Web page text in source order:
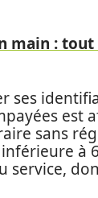
main :
ses
est
sans
à
service,